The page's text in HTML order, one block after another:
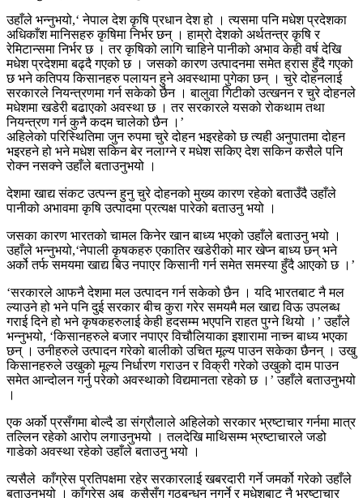
उहाँले भन्नुभयो,‘ नेपाल देश कृषि प्रधान देश हो । त्यसमा पनि मधेश प्रदेशका
अधिकाँश मानिसहरु कृषिमा निर्भर छन् । हाम्रो देशको अर्थतन्त्र कृषि र
रेमिटान्समा निर्भर छ । तर कृषिको लागि चाहिने पानीको अभाव केही वर्ष देखि
मधेश प्रदेशमा बढ्दै गएको छ । जसको कारण उत्पादनमा समेत ह्रास हुँदै गएको
छ भने कतिपय किसानहरु पलायन हुने अवस्थामा पुगेका छन् । चुरे दोहनलाई
सरकारले नियन्त्रणमा गर्न सकेको छैन । बालुवा गिटीको उत्खनन र चुरे दोहनले
मधेशमा खडेरी बढाएको अवस्था छ । तर सरकारले यसको रोकथाम तथा
नियन्त्रण गर्न कुनै कदम चालेको छैन ।’
अहिलेको परिस्थितिमा जुन रुपमा चुरे दोहन भइरहेको छ त्यही अनुपातमा दोहन
भइरहने हो भने मधेश सकिन बेर नलाग्ने र मधेश सकिए देश सकिन कसैले पनि
रोक्न नसक्ने उहाँले बताउनुभयो ।
देशमा खाद्य संकट उत्पन्न हुनु चुरे दोहनको मुख्य कारण रहेको बताउँदै उहाँले
पानीको अभावमा कृषि उत्पादमा प्रत्यक्ष पारेको बताउनु भयो ।
जसका कारण भारतको चामल किनेर खान बाध्य भएको उहाँले बताउनु भयो ।
उहाँले भन्नुभयो,‘नेपाली कृषकहरु एकातिर खडेरीको मार खेप्न बाध्य छन् भने
अर्को तर्फ समयमा खाद्य बिउ नपाएर किसानी गर्न समेत समस्या हुँदै आएको छ ।’
‘सरकारले आफनै देशमा मल उत्पादन गर्न सकेको छैन । यदि भारतबाट नै मल
ल्याउने हो भने पनि दुई सरकार बीच कुरा गरेर समयमै मल खाद्य विऊ उपलब्ध
गराई दिने हो भने कृषकहरुलाई केही हदसम्म भएपनि राहत पुग्ने थियो ।’ उहाँले
भन्नुभयो, ‘किसानहरुले बजार नपाएर विचौलियाका इशारामा नाच्न बाध्य भएका
छन् । उनीहरुले उत्पादन गरेको बालीको उचित मूल्य पाउन सकेका छैनन् । उखु
किसानहरुले उखुको मूल्य निर्धारण गराउन र विक्री गरेको उखुको दाम पाउन
समेत आन्दोलन गर्नु परेको अवस्थाको विद्यमानता रहेको छ ।’ उहाँले बताउनुभयो
।
एक अर्को प्रसँगमा बोल्दै डा संग्रौलाले अहिलेको सरकार भ्रष्टाचार गर्नमा मात्र
तल्लिन रहेको आरोप लगाउनुभयो । तलदेखि माथिसम्म भ्रष्टाचारले जडो
गाडेको अवस्था रहेको उहाँले बताउनु भयो ।
त्यसैले काँग्रेस प्रतिपक्षमा रहेर सरकारलाई खबरदारी गर्ने जमर्को गरेको उहाँले
बताउनुभयो । काँग्रेस अब कसैसँग गठबन्धन नगर्ने र मधेशबाट नै भ्रष्टाचार